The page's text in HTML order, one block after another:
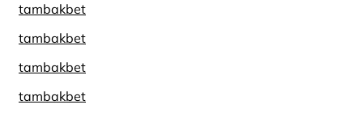
tambakbet
tambakbet
tambakbet
tambakbet